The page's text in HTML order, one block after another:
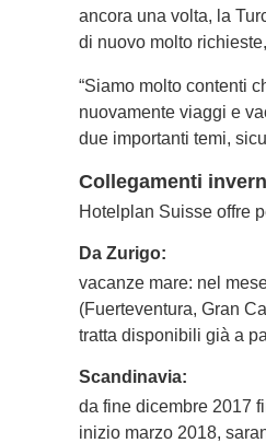
ancora una volta, la
di nuovo molto
“Siamo molto contenti
nuovamente viaggi e
due importanti temi,
Collegamenti
Hotelplan Suisse offre
Da Zurigo:
vacanze mare: nel
(Fuerteventura, Gran
tratta disponibili già a
Scandinavia:
da fine dicembre 2017
inizio marzo 2018,